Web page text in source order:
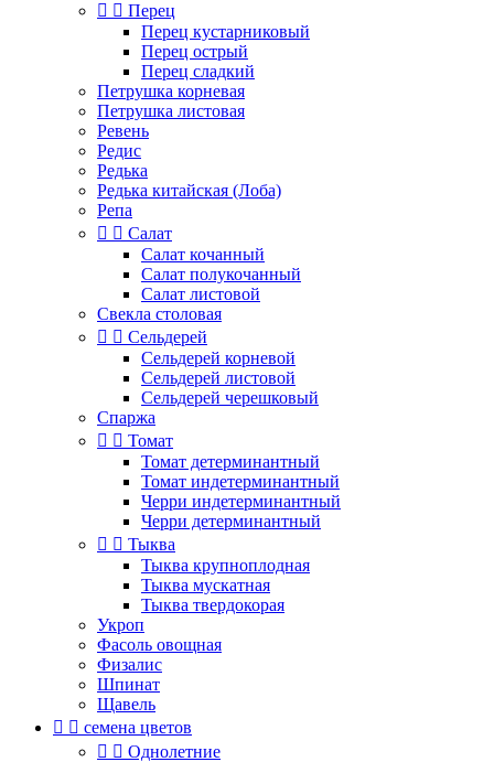
  Перец
Перец кустарниковый
Перец острый
Перец сладкий
Петрушка корневая
Петрушка листовая
Ревень
Редис
Редька
Редька китайская (Лоба)
Репа
  Салат
Салат кочанный
Салат полукочанный
Салат листовой
Свекла столовая
  Сельдерей
Сельдерей корневой
Сельдерей листовой
Сельдерей черешковый
Спаржа
  Томат
Томат детерминантный
Томат индетерминантный
Черри индетерминантный
Черри детерминантный
  Тыква
Тыква крупноплодная
Тыква мускатная
Тыква твердокорая
Укроп
Фасоль овощная
Физалис
Шпинат
Щавель
  семена цветов
  Однолетние